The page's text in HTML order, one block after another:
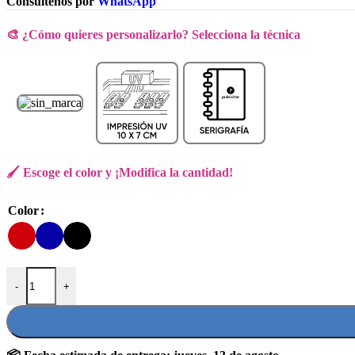
🎨 ¿Cómo quieres personalizarlo? Selecciona la técnica
🖌️ Escoge el color y ¡Modifica la cantidad!
Color
-
LIBRETA CLASP CON BOLIGRAFO cantidad
+